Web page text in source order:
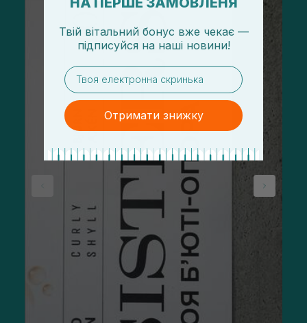
Твій вітальний бонус вже чекає —
підписуйся на наші новини!
email
Отримати знижку